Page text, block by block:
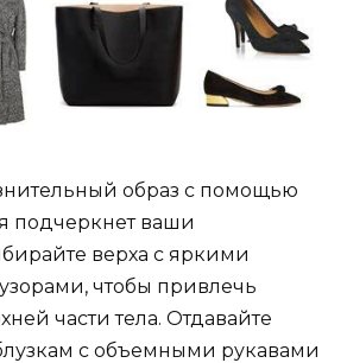
образ с помощью
подчеркнет ваши
верха с яркими
чтобы привлечь
части тела. Отдавайте
с объемными рукавами